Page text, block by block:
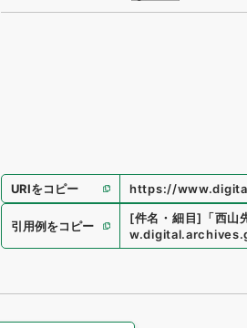
URIをコピー https://
引用例をコピー
[件名・細目] 「西山